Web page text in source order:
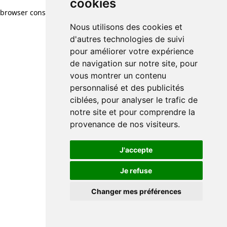
cookies
Nous utilisons des cookies et
d'autres technologies de suivi
pour améliorer votre expérience
de navigation sur notre site, pour
vous montrer un contenu
personnalisé et des publicités
ciblées, pour analyser le trafic de
notre site et pour comprendre la
provenance de nos visiteurs.
J'accepte
Je refuse
Changer mes préférences
browser console for more information)